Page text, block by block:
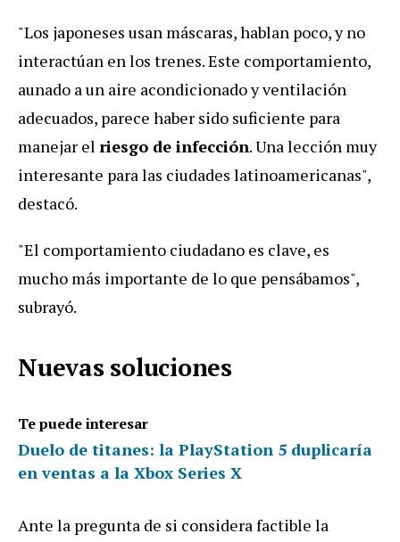
"Los japoneses usan máscaras, hablan poco, y no
interactúan en los trenes. Este comportamiento,
aunado a un aire acondicionado y ventilación
adecuados, parece haber sido suficiente para
manejar el riesgo de infección. Una lección muy
interesante para las ciudades latinoamericanas",
destacó.
"El comportamiento ciudadano es clave, es
mucho más importante de lo que pensábamos",
subrayó.
Nuevas soluciones
Te puede interesar
Duelo de titanes: la PlayStation 5 duplicaría
en ventas a la Xbox Series X
Ante la pregunta de si considera factible la